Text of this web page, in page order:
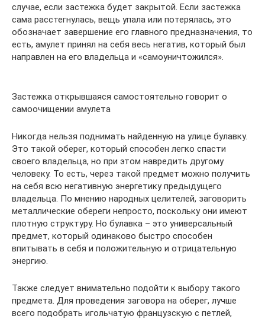
случае, если застежка будет закрытой. Если застежка
сама расстегнулась, вещь упала или потерялась, это
обозначает завершение его главного предназначения, то
есть, амулет принял на себя весь негатив, который был
направлен на его владельца и «самоуничтожился».
Застежка открывшаяся самостоятельно говорит о
самоочищении амулета
Никогда нельзя поднимать найденную на улице булавку.
Это такой оберег, который способен легко спасти
своего владельца, но при этом навредить другому
человеку. То есть, через такой предмет можно получить
на себя всю негативную энергетику предыдущего
владельца. По мнению народных целителей, заговорить
металлические обереги непросто, поскольку они имеют
плотную структуру. Но булавка – это универсальный
предмет, который одинаково быстро способен
впитывать в себя и положительную и отрицательную
энергию.
Также следует внимательно подойти к выбору такого
предмета. Для проведения заговора на оберег, лучше
всего подобрать игольчатую французскую с петлей,